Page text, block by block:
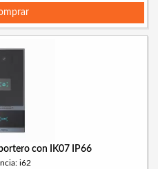
con IK07 IP66
i62